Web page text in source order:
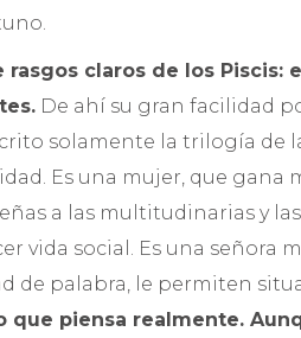
rasgos claros de los Piscis:
De ahí su gran facilidad
solamente la trilogía de
Es una mujer, que gana
a las multitudinarias y
vida social. Es una señora
de palabra, le permiten
que piensa realmente.